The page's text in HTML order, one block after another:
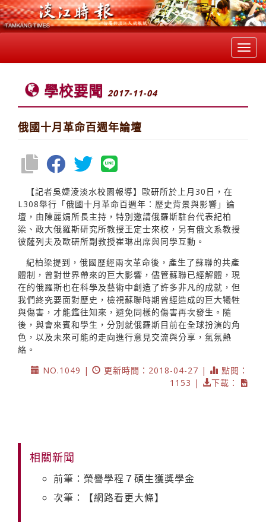
學校要聞 2017-11-04
俄國十月革命百週年論壇
【記者吳婕淩淡水校園報導】歐研所於上月30日，在
L308舉行「俄國十月革命百週年：歷史背景與影響」論
壇，由陳麗娟所長主持，特別邀請俄羅斯駐台代表紀柏
梁、政大俄羅斯研究所教授王定士來校，另有俄文系教授
彼薩列夫及歐研所副教授崔琳出席與同學互動。
紀柏梁提到，俄國歷經兩次革命後，產生了蘇聯的共產
體制，曾對世界帶來的巨大影響，儘管蘇聯已經解體，現
在的俄羅斯也在科學及藝術中創造了許多非凡的成就，但
我們終究要面對歷史，檢視蘇聯時期曾經造成的巨大犧牲
與傷害，才能鑑往知來，避免同樣的傷害再次發生。隨
後，與會來賓和學生，分別就俄羅斯目前在全球扮演的角
色，以及未來可能的走向進行意見交流與分享，氣氛熱
絡。
NO.1049 |
更新時間：2018-04-27 |
點閱：
1153 |
下載：
相關新聞
前筆：榮譽學程７碩生獲獎學金
次筆：【網路看更大條】